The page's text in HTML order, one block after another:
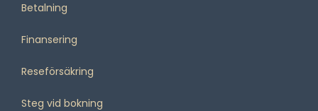
Betalning
Finansering
Reseförsäkring
Steg vid bokning